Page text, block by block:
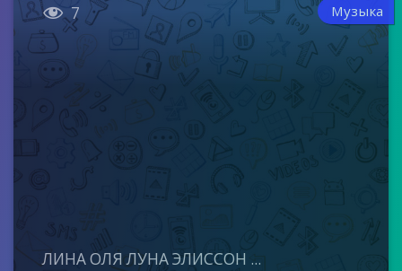
 7 Музыка
ЛИНА ОЛЯ ЛУНА ЭЛИССОН ...